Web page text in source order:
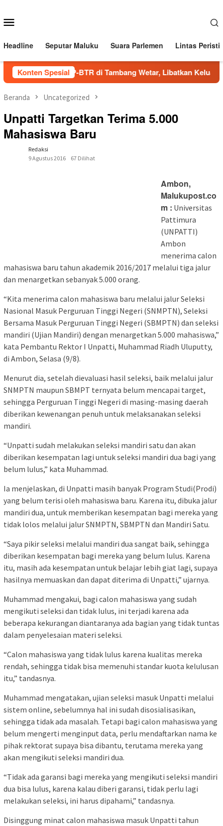
konten
Headline Seputar Maluku Suara Parlemen Lintas
Konten Spesial
Family Visit BKP-BTR di Tambang Wetar, Libatkan Keluarga
Beranda Uncategorized
Unpatti Targetkan Terima 5.000
Mahasiswa Baru
Redaksi
9 Agustus 2016
67 Dilihat
Ambon,
Malukupost.co
m : Universitas
Pattimura
(UNPATTI)
Ambon
menerima calon
mahasiswa baru tahun akademik 2016/2017 melalui tiga jalur
dan menargetkan sebanyak 5.000 orang.
“Kita menerima calon mahasiswa baru melalui jalur Seleksi
Nasional Masuk Perguruan Tinggi Negeri (SNMPTN), Seleksi
Bersama Masuk Perguruan Tinggi Negeri (SBMPTN) dan seleksi
mandiri (Ujian Mandiri) dengan menargetkan 5.000 mahasiswa,”
kata Pembantu Rektor I Unpatti, Muhammad Riadh Uluputty,
di Ambon, Selasa (9/8).
Menurut dia, setelah dievaluasi hasil seleksi, baik melalui jalur
SNMPTN maupun SBMPT ternyata belum mencapai target,
sehingga Perguruan Tinggi Negeri di masing-masing daerah
diberikan kewenangan penuh untuk melaksanakan seleksi
mandiri.
“Unpatti sudah melakukan seleksi mandiri satu dan akan
diberikan kesempatan lagi untuk seleksi mandiri dua bagi yang
belum lulus,” kata Muhammad.
Ia menjelaskan, di Unpatti masih banyak Program Studi(Prodi)
yang belum terisi oleh mahasiswa baru. Karena itu, dibuka jalur
mandiri dua, untuk memberikan kesempatan bagi mereka yang
tidak lolos melalui jalur SNMPTN, SBMPTN dan Mandiri Satu.
“Saya pikir seleksi melalui mandiri dua sangat baik, sehingga
diberikan kesempatan bagi mereka yang belum lulus. Karena
itu, masih ada kesempatan untuk belajar lebih giat lagi, supaya
hasilnya memuaskan dan dapat diterima di Unpatti,” ujarnya.
Muhammad mengakui, bagi calon mahasiswa yang sudah
mengikuti seleksi dan tidak lulus, ini terjadi karena ada
beberapa kekurangan diantaranya ada bagian yang tidak tuntas
dalam penyelesaian materi seleksi.
“Calon mahasiswa yang tidak lulus karena kualitas mereka
rendah, sehingga tidak bisa memenuhi standar kuota kelulusan
itu,” tandasnya.
Muhammad mengatakan, ujian seleksi masuk Unpatti melalui
sistem online, sebelumnya hal ini sudah disosialisasikan,
sehingga tidak ada masalah. Tetapi bagi calon mahasiswa yang
belum mengerti menginput data, perlu mendaftarkan nama ke
pihak rektorat supaya bisa dibantu, terutama mereka yang
akan mengikuti seleksi mandiri dua.
“Tidak ada garansi bagi mereka yang mengikuti seleksi mandiri
dua bisa lulus, karena kalau diberi garansi, tidak perlu lagi
melakukan seleksi, ini harus dipahami,” tandasnya.
Disinggung minat calon mahasiswa masuk Unpatti tahun